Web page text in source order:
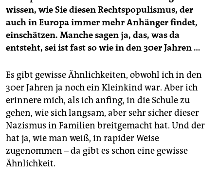
wissen, wie Sie diesen Rechtspopulismus, der
auch in Europa immer mehr Anhänger findet,
einschätzen. Manche sagen ja, das, was da
entsteht, sei ist fast so wie in den 30er Jahren …
Es gibt gewisse Ähnlichkeiten, obwohl ich in den
30er Jahren ja noch ein Kleinkind war. Aber ich
erinnere mich, als ich anfing, in die Schule zu
gehen, wie sich langsam, aber sehr sicher dieser
Nazismus in Familien breitgemacht hat. Und der
hat ja, wie man weiß, in rapider Weise
zugenommen – da gibt es schon eine gewisse
Ähnlichkeit.